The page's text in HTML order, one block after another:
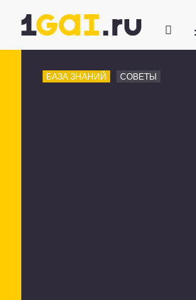
БАЗА ЗНАНИЙ СОВЕТЫ